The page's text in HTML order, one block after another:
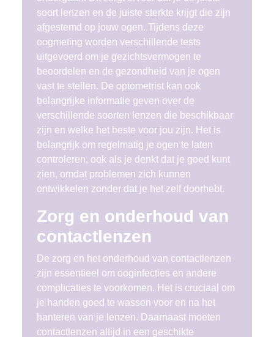
soort lenzen en de juiste sterkte krijgt die zijn
afgestemd op jouw ogen. Tijdens deze
oogmeting worden verschillende tests
uitgevoerd om je gezichtsvermogen te
beoordelen en de gezondheid van je ogen
vast te stellen. De optometrist kan ook
belangrijke informatie geven over de
verschillende soorten lenzen die beschikbaar
zijn en welke het beste voor jou zijn. Het is
belangrijk om regelmatig je ogen te laten
controleren, ook als je denkt dat je goed kunt
zien, omdat problemen zich kunnen
ontwikkelen zonder dat je het zelf doorhebt.
Zorg en onderhoud van
contactlenzen
De zorg en het onderhoud van contactlenzen
zijn essentieel om ooginfecties en andere
complicaties te voorkomen. Het is cruciaal om
je handen goed te wassen voor en na het
hanteren van je lenzen. Daarnaast moeten
contactlenzen altijd in een geschikte